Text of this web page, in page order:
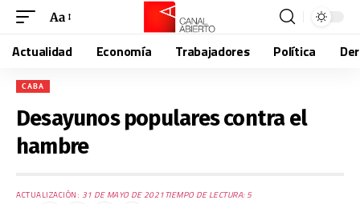
Aa
Actualidad Economía Trabajadores Política
CABA
Desayunos populares contra el
hambre
ACTUALIZACIÓN: 31 DE MAYO DE 2021TIEMPO DE LECTURA: 5